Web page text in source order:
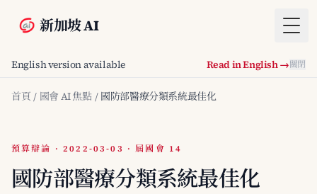
新加坡 AI
English version available Read in English →關閉
首頁 / 國會 AI 焦點 / 國防部醫療分類系統最佳化
預算辯論 · 2022-03-03 · 屆國會 14
國防部醫療分類系統最佳化